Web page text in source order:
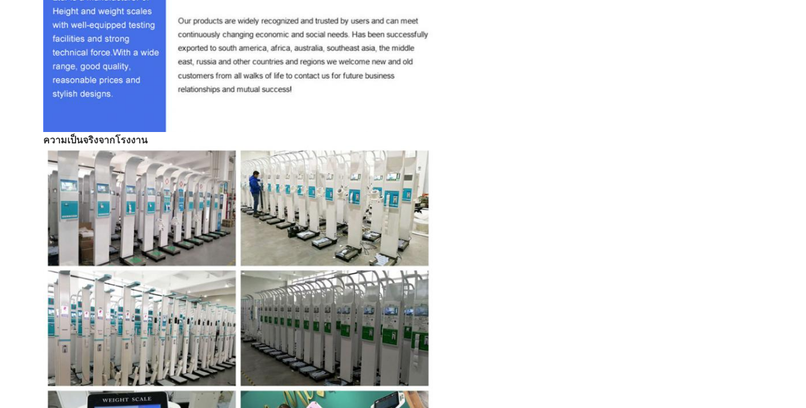
ความเป็นจริงจากโรงงาน